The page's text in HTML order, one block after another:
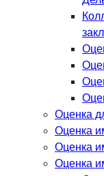
Оценка
Оценка
Оценка
Оценка